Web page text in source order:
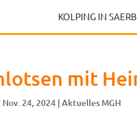
KOLPING IN
mit
Nov. 24, 2024 |Aktuelles MGH